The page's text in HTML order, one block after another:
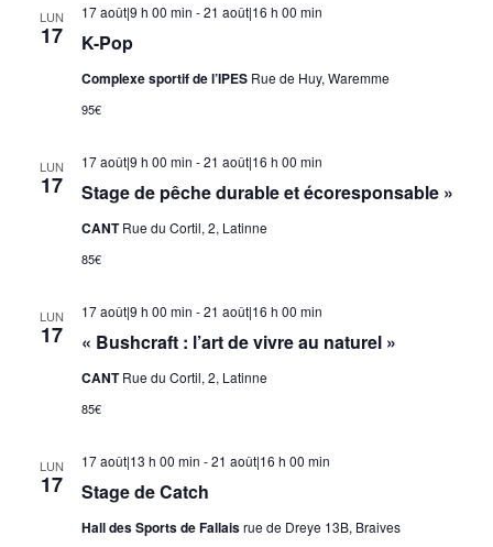
LUN
17 K-Pop
17 août|9 h 00 min -21 août|16 h 00 min
Complexe sportif de l’IPES Rue de Huy, Waremme
95€
LUN
17 Stage de pêche durable et écoresponsable »
17 août|9 h 00 min -21 août|16 h 00 min
CANTRue du Cortil, 2, Latinne
85€
LUN
17 « Bushcraft : l’art de vivre au naturel »
17 août|9 h 00 min -21 août|16 h 00 min
CANTRue du Cortil, 2, Latinne
85€
LUN
17 Stage de Catch
17 août|13 h 00 min -21 août|16 h 00 min
Hall des Sports de Fallaisrue de Dreye 13B, Braives